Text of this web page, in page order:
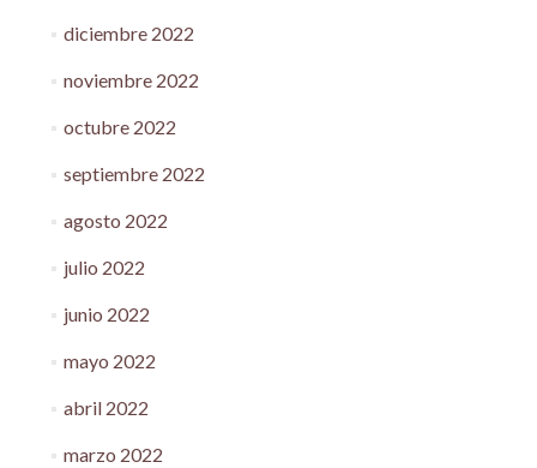
diciembre 2022
noviembre 2022
octubre 2022
septiembre 2022
agosto 2022
julio 2022
junio 2022
mayo 2022
abril 2022
marzo 2022